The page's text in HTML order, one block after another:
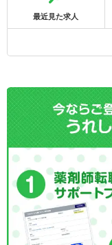
最近見た求人